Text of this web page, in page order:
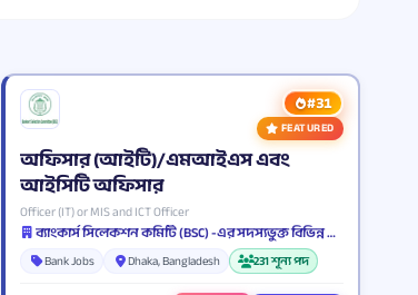
#31
FEATURED
অফিসার (আইটি)/এমআইএস এবং
আইসিটি অফিসার
Officer (IT) or MIS and ICT Officer
ব্যাংকার্স সিলেকশন কমিটি (BSC) -এর সদস্যভুক্ত বিভিন্ন ব্যাংক ও আর্থিক প্রতিষ্ঠান
Bank Jobs Dhaka, Bangladesh 231 শূন্য পদ